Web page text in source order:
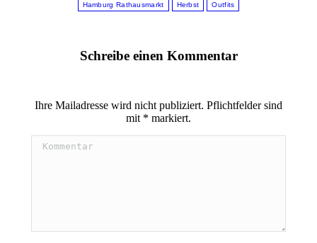
Hamburg Rathausmarkt Herbst Outfits
Schreibe einen Kommentar
Ihre Mailadresse wird nicht publiziert. Pflichtfelder sind
mit * markiert.
Kommentar